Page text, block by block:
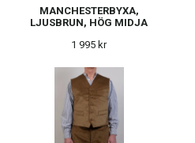
MANCHESTERBYXA,
LJUSBRUN, HÖG MIDJA
1 995 kr